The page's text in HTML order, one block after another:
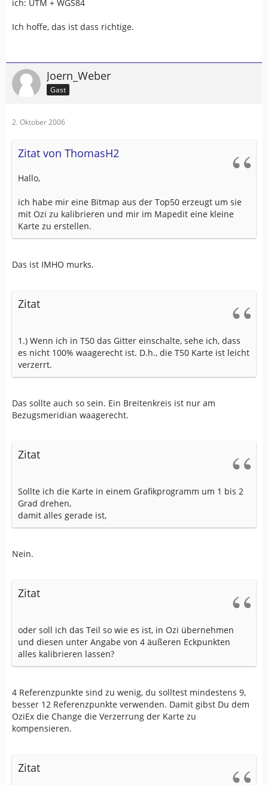
ich: UTM + WGS84
Ich hoffe, das ist dass richtige.
Joern_Weber
Gast
2. Oktober 2006
Zitat von ThomasH2
Hallo,
ich habe mir eine Bitmap aus der Top50 erzeugt um sie
mit Ozi zu kalibrieren und mir im Mapedit eine kleine
Karte zu erstellen.
Das ist IMHO murks.
Zitat
1.) Wenn ich in T50 das Gitter einschalte, sehe ich, dass
es nicht 100% waagerecht ist. D.h., die T50 Karte ist leicht
verzerrt.
Das sollte auch so sein. Ein Breitenkreis ist nur am
Bezugsmeridian waagerecht.
Zitat
Sollte ich die Karte in einem Grafikprogramm um 1 bis 2
Grad drehen,
damit alles gerade ist,
Nein.
Zitat
oder soll ich das Teil so wie es ist, in Ozi übernehmen
und diesen unter Angabe von 4 äußeren Eckpunkten
alles kalibrieren lassen?
4 Referenzpunkte sind zu wenig, du solltest mindestens 9,
besser 12 Referenzpunkte verwenden. Damit gibst Du dem
OziEx die Change die Verzerrung der Karte zu
kompensieren.
Zitat